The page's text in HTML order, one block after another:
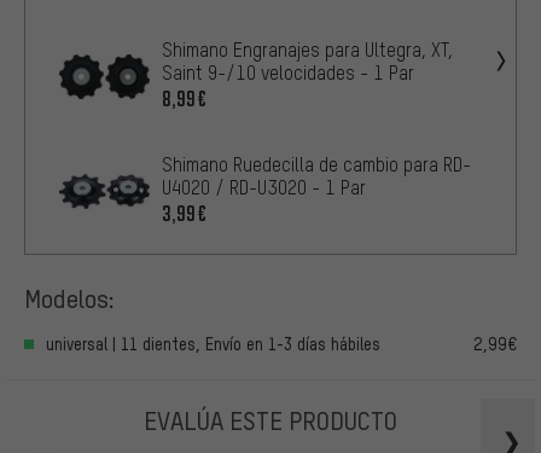
Shimano Engranajes para Ultegra, XT,
Saint 9-/10 velocidades - 1 Par
8,99€
Shimano Ruedecilla de cambio para RD-
U4020 / RD-U3020 - 1 Par
3,99€
Modelos:
universal | 11 dientes, Envío en 1-3 días hábiles 2,99€
EVALÚA ESTE PRODUCTO